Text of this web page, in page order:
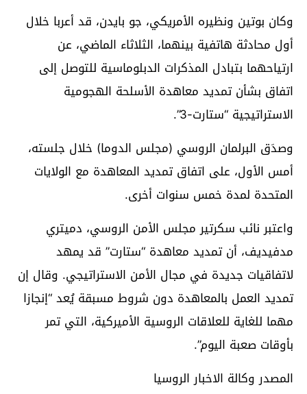
وكان بوتين ونظيره الأمريكي، جو بايدن، قد أعربا خلال
أول محادثة هاتفية بينهما، الثلاثاء الماضي، عن
ارتياحهما بتبادل المذكرات الدبلوماسية للتوصل إلى
اتفاق بشأن تمديد معاهدة الأسلحة الهجومية
الاستراتيجية “ستارت-3”.
وصدَق البرلمان الروسي (مجلس الدوما) خلال جلسته،
أمس الأول، على اتفاق تمديد المعاهدة مع الولايات
المتحدة لمدة خمس سنوات أخرى.
واعتبر نائب سكرتير مجلس الأمن الروسي، دميتري
مدفيديف، أن تمديد معاهدة “ستارت” قد يمهد
لاتفاقيات جديدة في مجال الأمن الاستراتيجي. وقال إن
تمديد العمل بالمعاهدة دون شروط مسبقة يُعد “إنجازا
مهما للغاية للعلاقات الروسية الأميركية، التي تمر
بأوقات صعبة اليوم”.
المصدر وكالة الاخبار الروسيا